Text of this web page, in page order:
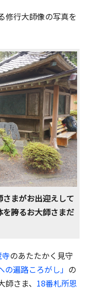
修行大師像の写真を
まがお出迎えして
誇るお大師さまだ
のあたたかく見守
の遍路ころがし」 の
さま、 18番札所恩